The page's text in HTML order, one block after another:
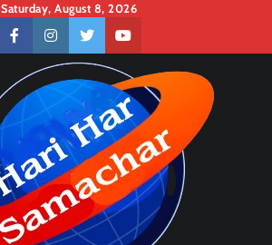
Saturday, August 8, 2026
facebookinstagramtwitteryoutube